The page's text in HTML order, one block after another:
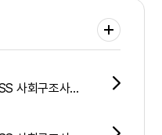
[공통] 2026학년도 2학기 HUSS 사회구조사업단 정규 교육과정 수강신청 안내